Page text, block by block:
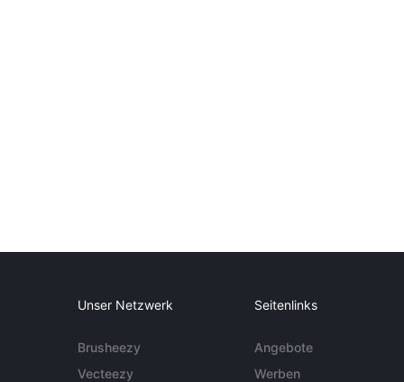
Unser Netzwerk
Brusheezy
Vecteezy
Seitenlinks
Angebote
Werben